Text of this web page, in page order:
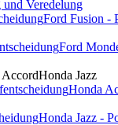
Veredelung
Ford Fusion -
Ford
Honda Jazz
Honda
Honda Jazz -